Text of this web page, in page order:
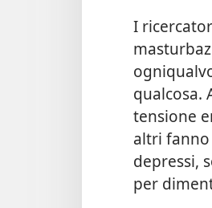
I
qualcosa.
tensione
altri
depressi,
per